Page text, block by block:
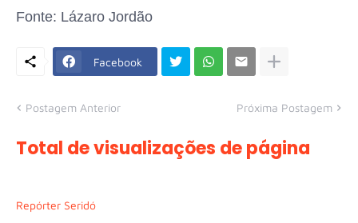
Fonte: Lázaro Jordão
Facebook
Postagem Anterior Próxima Postagem
Total de visualizações de página
Repórter Seridó